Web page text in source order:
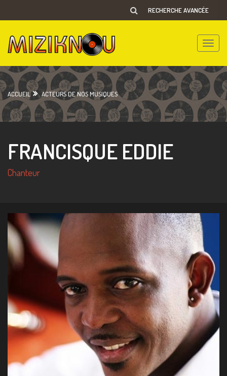
RECHERCHE AVANCÉE
Toggle
ACCUEIL ACTEURS DE NOS MUSIQUES
FRANCISQUE EDDIE
Chanteur